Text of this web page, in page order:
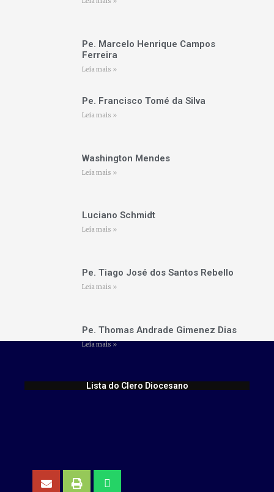
Pe. Marcelo Henrique Campos
Ferreira
Leia mais »
Pe. Francisco Tomé da Silva
Leia mais »
Washington Mendes
Leia mais »
Luciano Schmidt
Leia mais »
Pe. Tiago José dos Santos Rebello
Leia mais »
Pe. Thomas Andrade Gimenez Dias
Leia mais »
Lista do Clero Diocesano